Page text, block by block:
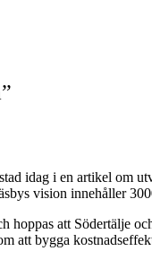
idag i en artikel om
vision innehåller
att Södertälje
att bygga